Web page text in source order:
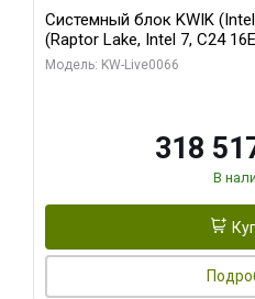
Системный блок KWIK
(Raptor Lake, Intel 7, C24
модуля)/ Gigabyte RTX5080
Модель: KW-Live0066
318
В